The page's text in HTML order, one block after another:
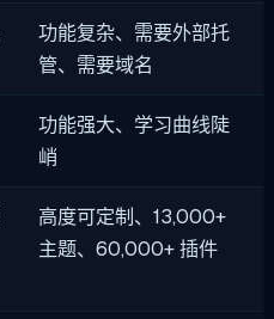
功能复杂、需要外部托
管、需要域名
功能强大、学习曲线陡
峭
高度可定制、13,000+
主题、60,000+ 插件